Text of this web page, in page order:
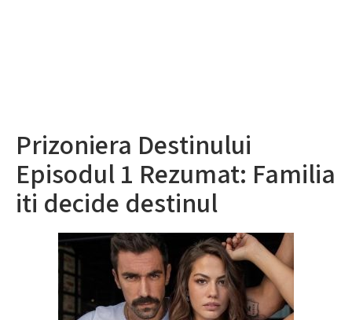
Prizoniera Destinului
Episodul 1 Rezumat: Familia
iti decide destinul